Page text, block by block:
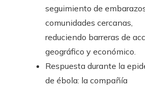
seguimiento de
comunidades cercanas,
reduciendo barreras de
geográfico y económico.
Respuesta durante la
de ébola: la compañía